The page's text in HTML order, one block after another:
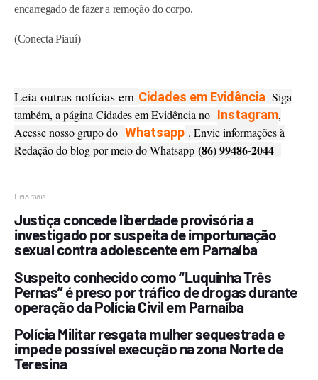
encarregado de fazer a remoção do corpo.
(Conecta Piauí)
Leia outras notícias em Cidades em Evidência Siga
também, a página Cidades em Evidência no Instagram,
Acesse nosso grupo do Whatsapp . Envie informações à
Redação do blog por meio do Whatsapp (86) 99486-2044
Leia mais
Justiça concede liberdade provisória a
investigado por suspeita de importunação
sexual contra adolescente em Parnaíba
Suspeito conhecido como “Luquinha Três
Pernas” é preso por tráfico de drogas durante
operação da Polícia Civil em Parnaíba
Polícia Militar resgata mulher sequestrada e
impede possível execução na zona Norte de
Teresina